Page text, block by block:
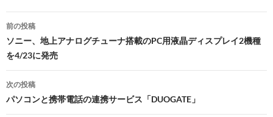
投
稿
ナ
ビ
ゲ
前の投稿
ソニー、地上アナログチューナ搭載のPC用液晶ディスプレイ2機種
を4/23に発売
次の投稿
パソコンと携帯電話の連携サービス「DUOGATE」